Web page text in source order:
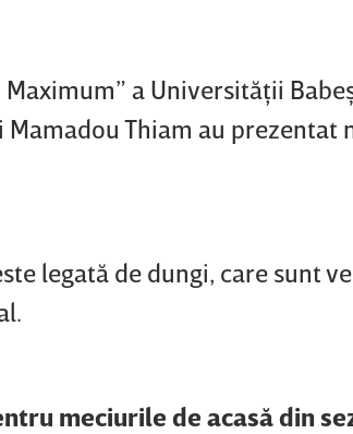
a Universităţii
Mamadou Thiam au prezentat
legată de dungi, care sunt
meciurile de acasă din